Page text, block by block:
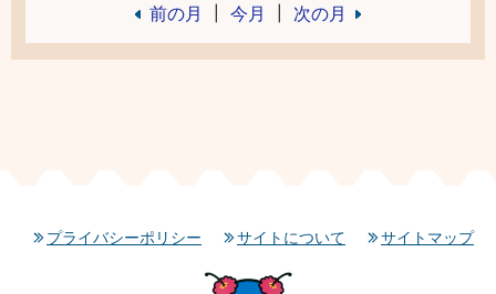
前の月 今月 次の月
プライバシーポリシー サイトについて サイトマップ